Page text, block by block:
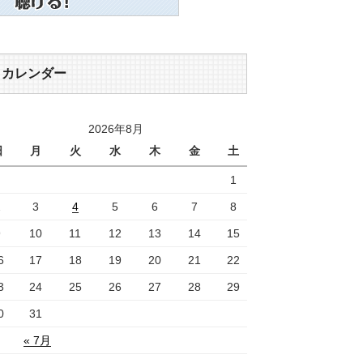
カレンダー
2026年8月
月 火 水 木 金 土
« 7月
1
3 4 5 6 7 8
10 11 12 13 14 15
17 18 19 20 21 22
24 25 26 27 28 29
31